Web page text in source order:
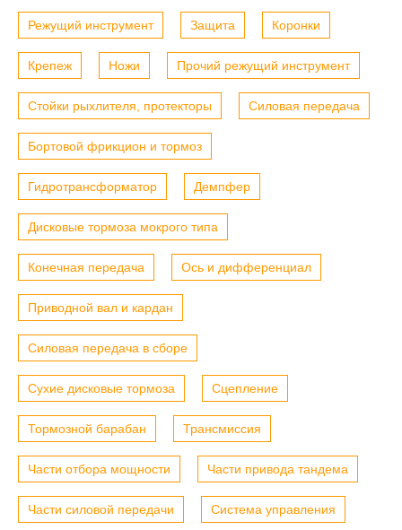
Режущий инструмент Защита Коронки
Крепеж Ножи Прочий режущий инструмент
Стойки рыхлителя, протекторы Силовая передача
Бортовой фрикцион и тормоз
Гидротрансформатор Демпфер
Дисковые тормоза мокрого типа
Конечная передача Ось и дифференциал
Приводной вал и кардан
Силовая передача в сборе
Сухие дисковые тормоза Сцепление
Тормозной барабан Трансмиссия
Части отбора мощности Части привода тандема
Части силовой передачи Система управления